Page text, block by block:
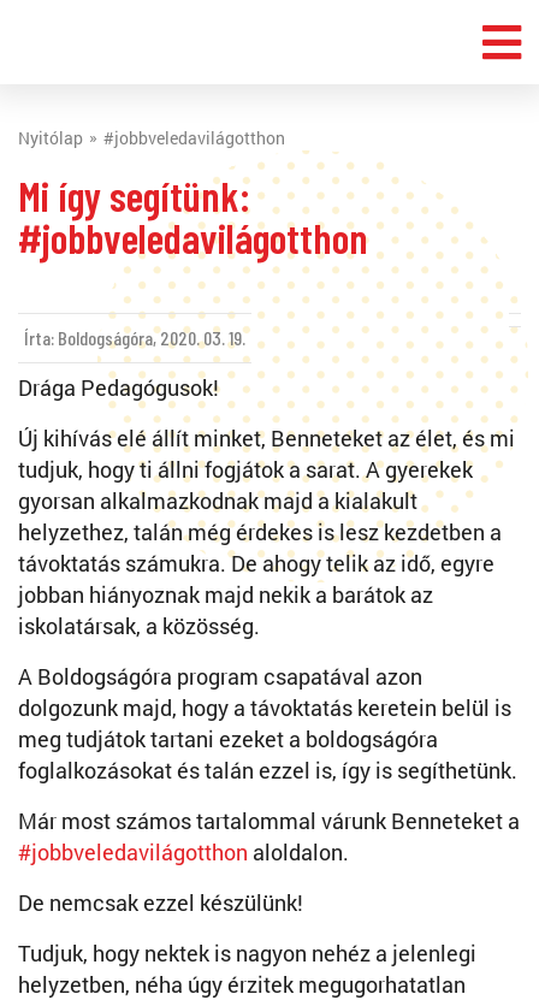
Nyitólap #jobbveledavilágotthon
Mi így segítünk:
#jobbveledavilágotthon
Írta: Boldogságóra,2020. 03. 19.
Drága Pedagógusok!
Új kihívás elé állít minket, Benneteket az élet, és mi
tudjuk, hogy ti állni fogjátok a sarat. A gyerekek
gyorsan alkalmazkodnak majd a kialakult
helyzethez, talán még érdekes is lesz kezdetben a
távoktatás számukra. De ahogy telik az idő, egyre
jobban hiányoznak majd nekik a barátok az
iskolatársak, a közösség.
A Boldogságóra program csapatával azon
dolgozunk majd, hogy a távoktatás keretein belül is
meg tudjátok tartani ezeket a boldogságóra
foglalkozásokat és talán ezzel is, így is segíthetünk.
Már most számos tartalommal várunk Benneteket a
#jobbveledavilágotthon aloldalon.
De nemcsak ezzel készülünk!
Tudjuk, hogy nektek is nagyon nehéz a jelenlegi
helyzetben, néha úgy érzitek megugorhatatlan